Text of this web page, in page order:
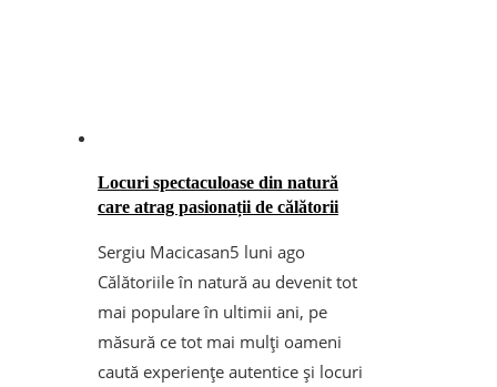
Locuri spectaculoase din natură
care atrag pasionații de călătorii
Sergiu Macicasan5 luni ago
Călătoriile în natură au devenit tot
mai populare în ultimii ani, pe
măsură ce tot mai mulți oameni
caută experiențe autentice și locuri